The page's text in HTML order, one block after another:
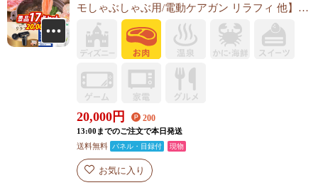
モしゃぶしゃぶ用/電動ケアガン リラフィ 他】
A3パネル・目録付き<送料無料>
20,000 円 200
13:00までのご注文で本日発送
送料無料
パネル・目録付 現物
お気に入り